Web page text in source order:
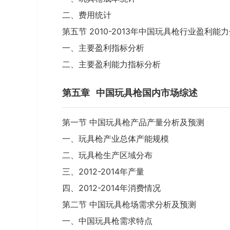
二、费用统计
第五节 2010-2013年中国玩具枪行业盈利能
一、主要盈利指标分析
二、主要盈利能力指标分析
第五章 中国玩具枪国内市场综述
第一节 中国玩具枪产品产量分析及预测
一、玩具枪产业总体产能规模
二、玩具枪生产区域分布
三、2012-2014年产量
四、2012-2014年消费情况
第二节 中国玩具枪场需求分析及预测
一、中国玩具枪需求特点